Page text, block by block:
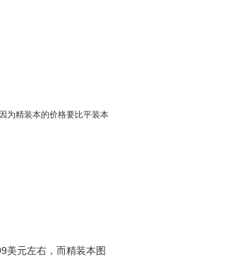
为精装本的价格要比平装本
美元左右，而精装本图